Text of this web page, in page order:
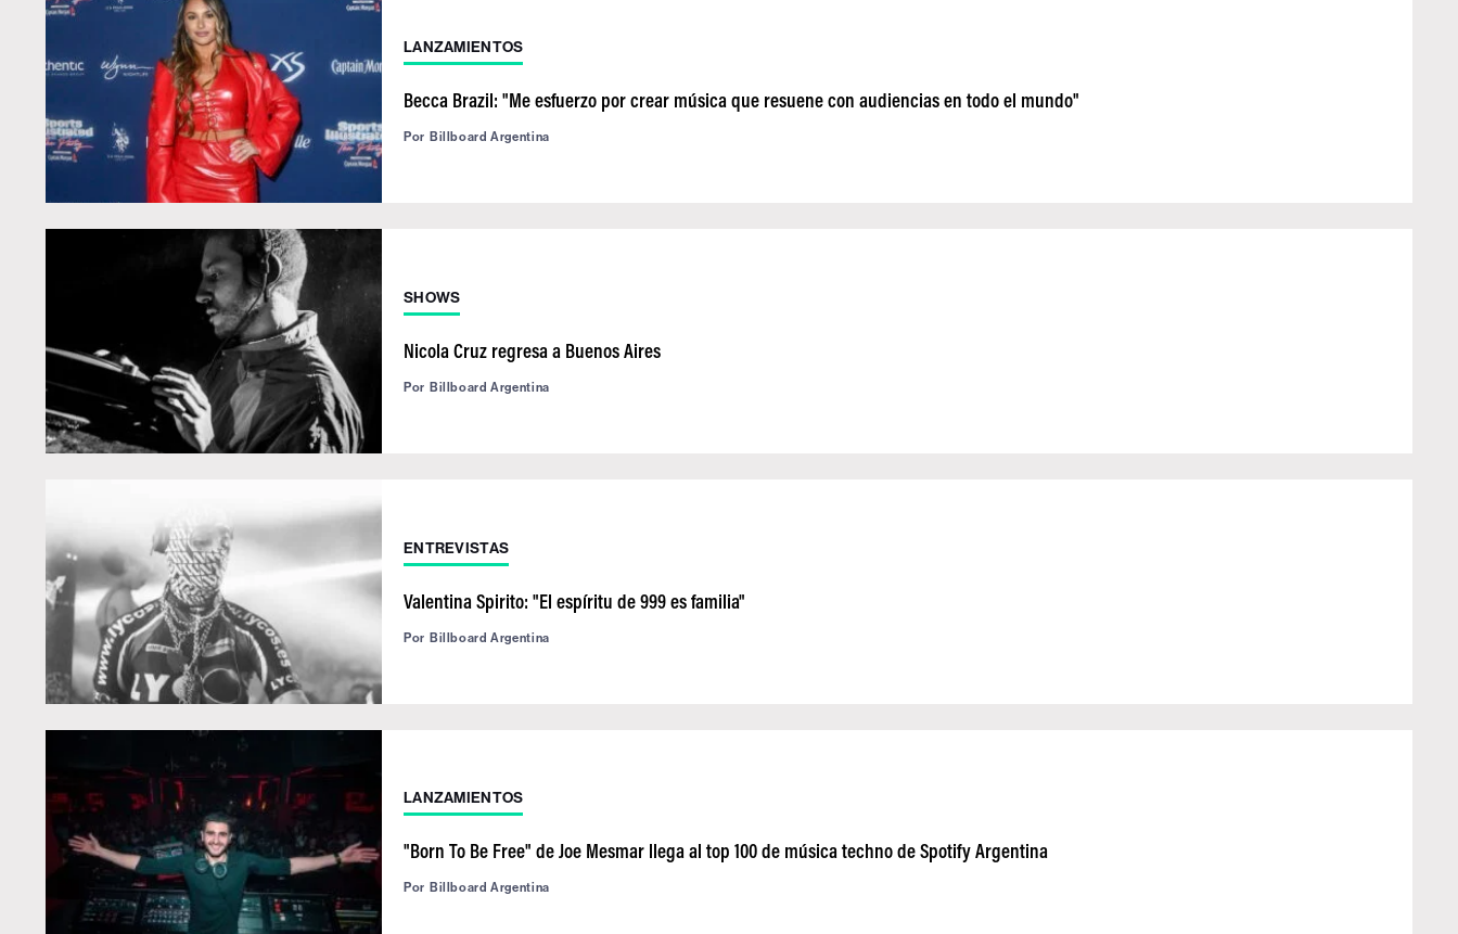
LANZAMIENTOS
Becca Brazil: "Me esfuerzo por crear música que resuene con audiencias en todo el mundo"
Por Billboard Argentina
SHOWS
Nicola Cruz regresa a Buenos Aires
Por Billboard Argentina
ENTREVISTAS
Valentina Spirito: "El espíritu de 999 es familia"
Por Billboard Argentina
LANZAMIENTOS
"Born To Be Free" de Joe Mesmar llega al top 100 de música techno de Spotify Argentina
Por Billboard Argentina